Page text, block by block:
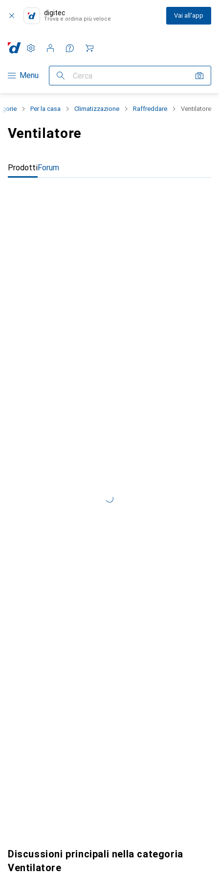
digitec
Trova e ordina più veloce Vai all'app
Categoria Navigazione
Menu Cerca
Impostazioni
Conto cliente
Liste di confronto
Liste dei desideri
Carrello
Per la casa Climatizzazione Raffreddare Ventilatore
Ventilatore
ProdottiForum
Discussioni principali nella categoria
Ventilatore